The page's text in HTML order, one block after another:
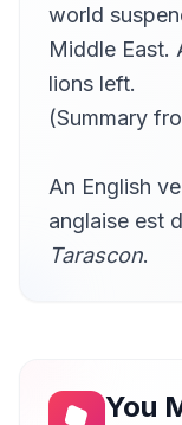
23
II : 09 - Le
II : 10 - Dis-
Ezwa
II : 11 - Sidi
II : 12 - On
Ezwa
29
III : 03 - Un
Ezwa
world
Middle East.
lions left.
(Summary
An English
anglaise est
Tarascon.
You